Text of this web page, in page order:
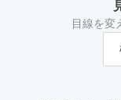
目線を変